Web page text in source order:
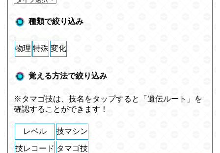
種類で絞り込み
物理 特殊 変化
覚える方法で絞り込み
※タマゴ技は、技名をタップすると「遺伝ルート」を
確認することができます！
レベル 技マシン
技レコード タマゴ技